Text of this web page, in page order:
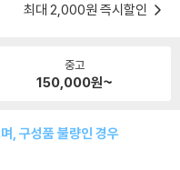
최대 2,000원 즉시할인
중고
150,000원~
, 구성품 불량인 경우